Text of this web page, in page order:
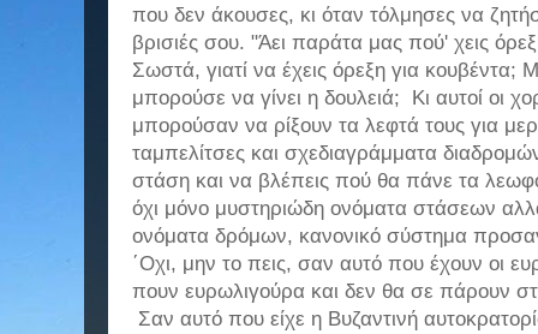
που δεν άκουσες, κι όταν τόλμησες να
βρισιές σου. "Άει παράτα μας πού' χεις
Σωστά, γιατί να έχεις όρεξη για
μπορούσε να γίνει η δουλειά; Κι αυτοί οι
μπορούσαν να ρίξουν τα λεφτά τους για
ταμπελίτσες και σχεδιαγράμματα
στάση και να βλέπεις πού θα πάνε τα
όχι μόνο μυστηριώδη ονόματα στάσεων
ονόματα δρόμων, κανονικό σύστημα
΄Οχι, μην το πεις, σαν αυτό που έχουν οι
πουν ευρωλιγούρα και δεν θα σε πάρουν
Σαν αυτό που είχε η Βυζαντινή